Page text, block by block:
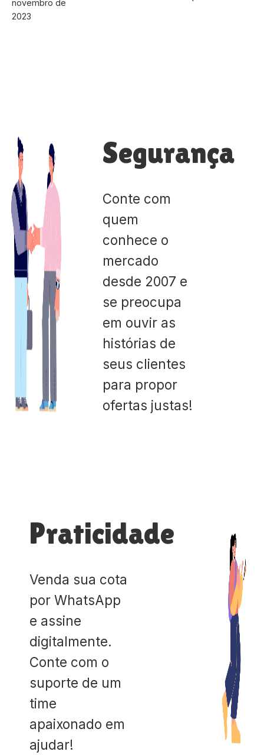
novembro de
2023
Segurança
Conte com
quem
conhece o
mercado
desde 2007 e
se preocupa
em ouvir as
histórias de
seus clientes
para propor
ofertas justas!
Praticidade
Venda sua cota
por WhatsApp
e assine
digitalmente.
Conte com o
suporte de um
time
apaixonado em
ajudar!